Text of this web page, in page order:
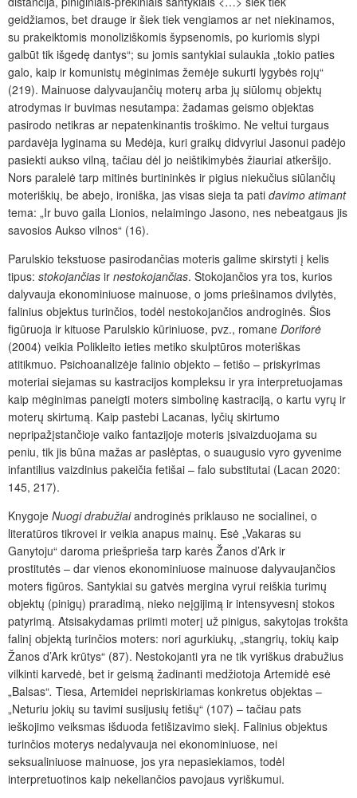
geidžiamos, bet drauge ir šiek tiek vengiamos ar net niekinamos,
su prakeiktomis monoliziškomis šypsenomis, po kuriomis slypi
galbūt tik išgedę dantys“; su jomis santykiai sulaukia „tokio paties
galo, kaip ir komunistų mėginimas žemėje sukurti lygybės rojų“
(219). Mainuose dalyvaujančių moterų arba jų siūlomų objektų
atrodymas ir buvimas nesutampa: žadamas geismo objektas
pasirodo netikras ar nepatenkinantis troškimo. Ne veltui turgaus
pardavėja lyginama su Medėja, kuri graikų didvyriui Jasonui padėjo
pasiekti aukso vilną, tačiau dėl jo neištikimybės žiauriai atkeršijo.
Nors paralelė tarp mitinės burtininkės ir pigius niekučius siūlančių
moteriškių, be abejo, ironiška, jas visas sieja ta pati davimo atimant
tema: „Ir buvo gaila Lionios, nelaimingo Jasono, nes nebeatgaus jis
savosios Aukso vilnos“ (16).
Parulskio tekstuose pasirodančias moteris galime skirstyti į kelis
tipus: stokojančias ir nestokojančias. Stokojančios yra tos, kurios
dalyvauja ekonominiuose mainuose, o joms priešinamos dvilytės,
falinius objektus turinčios, todėl nestokojančios androginės. Šios
figūruoja ir kituose Parulskio kūriniuose, pvz., romane Doriforė
(2004) veikia Polikleito ieties metiko skulptūros moteriškas
atitikmuo. Psichoanalizėje falinio objekto – fetišo – priskyrimas
moteriai siejamas su kastracijos kompleksu ir yra interpretuojamas
kaip mėginimas paneigti moters simbolinę kastraciją, o kartu vyrų ir
moterų skirtumą. Kaip pastebi Lacanas, lyčių skirtumo
nepripažįstančioje vaiko fantazijoje moteris įsivaizduojama su
peniu, tik jis būna mažas ar paslėptas, o suaugusio vyro gyvenime
infantilius vaizdinius pakeičia fetišai – falo substitutai (Lacan 2020:
145, 217).
Knygoje Nuogi drabužiaiandroginės priklauso ne socialinei, o
literatūros tikrovei ir veikia anapus mainų. Esė „Vakaras su
Ganytoju“ daroma priešprieša tarp karės Žanos d’Ark ir
prostitutės – dar vienos ekonominiuose mainuose dalyvaujančios
moters figūros. Santykiai su gatvės mergina vyrui reiškia turimų
objektų (pinigų) praradimą, nieko neįgijimą ir intensyvesnį stokos
patyrimą. Atsisakydamas priimti moterį už pinigus, sakytojas trokšta
falinį objektą turinčios moters: nori agurkiukų, „stangrių, tokių kaip
Žanos d’Ark krūtys“ (87). Nestokojanti yra ne tik vyriškus drabužius
vilkinti karvedė, bet ir geismą žadinanti medžiotoja Artemidė esė
„Balsas“. Tiesa, Artemidei nepriskiriamas konkretus objektas –
„Neturiu jokių su tavimi susijusių fetišų“ (107) – tačiau pats
ieškojimo veiksmas išduoda fetišizavimo siekį. Falinius objektus
turinčios moterys nedalyvauja nei ekonominiuose, nei
seksualiniuose mainuose, jos yra nepasiekiamos, todėl
interpretuotinos kaip nekeliančios pavojaus vyriškumui.